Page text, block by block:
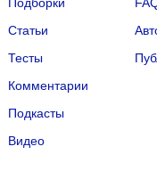
Статьи
Тесты
Комментарии
Подкасты
Видео